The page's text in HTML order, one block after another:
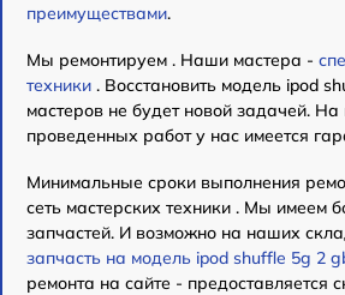
преимуществами.
Мы ремонтируем . Наши мастера -
техники . Восстановить модель ipod
мастеров не будет новой задачей.
проведенных работ у нас имеется
Минимальные сроки выполнения
сеть мастерских техники . Мы имеем
запчастей. И возможно на наших
запчасть на модель ipod shuffle 5g 2
ремонта на сайте - предоставляется